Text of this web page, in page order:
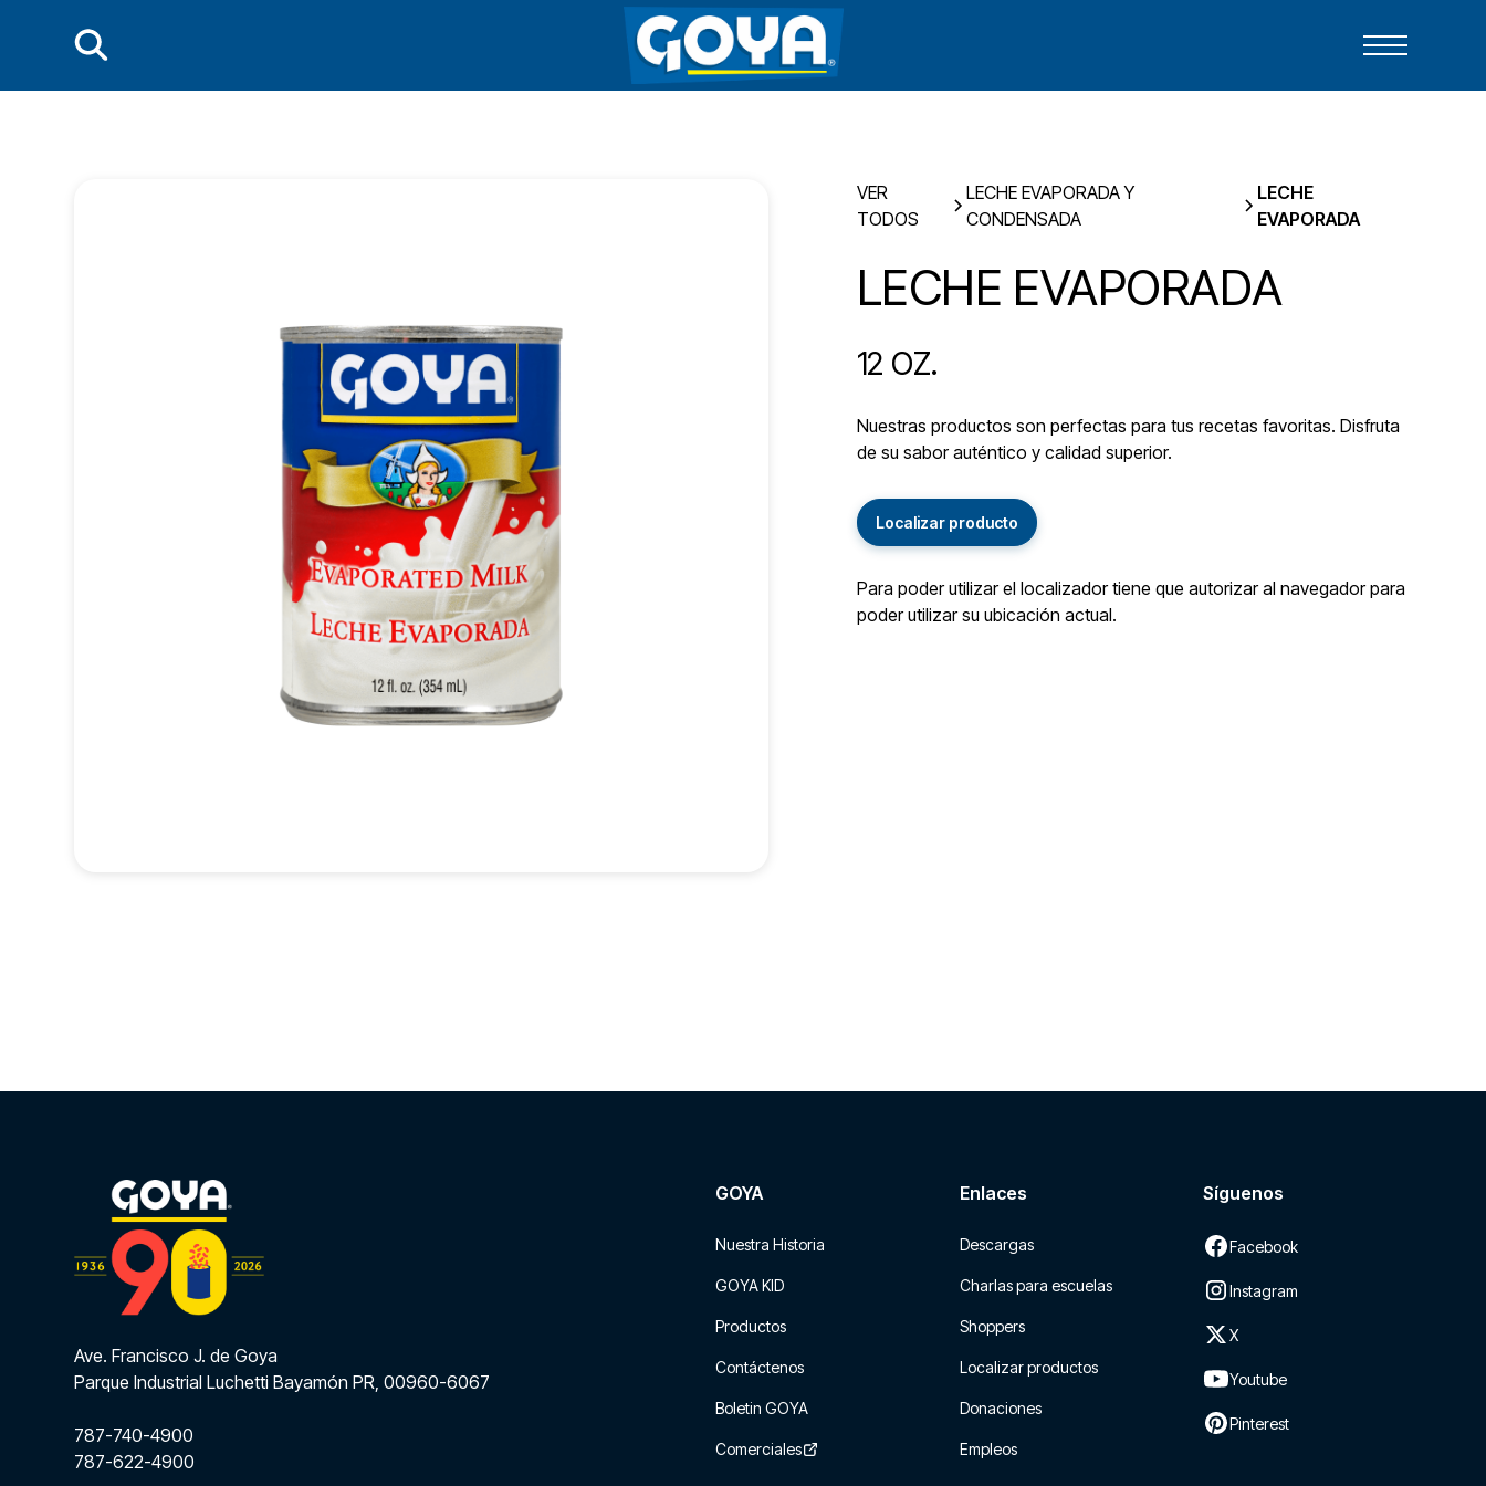
VER
TODOS
LECHE EVAPORADA Y
CONDENSADA
LECHE
EVAPORADA
LECHE EVAPORADA
12 OZ.
Nuestras productos son perfectas para tus recetas favoritas. Disfruta
de su sabor auténtico y calidad superior.
Localizar producto
Para poder utilizar el localizador tiene que autorizar al navegador para
poder utilizar su ubicación actual.
Ave. Francisco J. de Goya
Parque Industrial Luchetti Bayamón PR, 00960-6067
787-740-4900
787-622-4900
GOYA
Nuestra Historia
GOYA KID
Productos
Contáctenos
Boletin GOYA
Comerciales
Enlaces
Descargas
Charlas para escuelas
Shoppers
Localizar productos
Donaciones
Empleos
Síguenos
Facebook
Instagram
X
Youtube
Pinterest